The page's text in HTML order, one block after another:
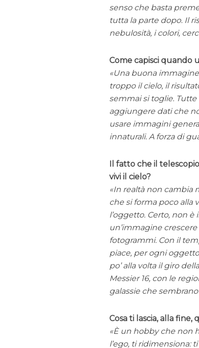
senso che basta
tutta la parte dopo. Il
nebulosità, i colori,
Come capisci quando
Una buona
troppo il cielo, il
semmai si toglie.
aggiungere dati che
usare immagini
innaturali. A forza di
Il fatto che il
vivi il cielo?
In realtà non cambia
che si forma poco alla
l’oggetto. Certo, non
un’immagine
fotogrammi. Con il
piace, per ogni
po’ alla volta il giro
Messier 16, con le
galassie che
Cosa ti lascia, alla
È un hobby che non
l’ego, ti ridimensiona: